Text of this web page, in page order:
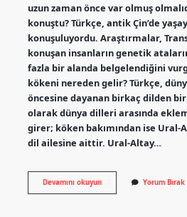
uzun zaman önce var olmuş
konuştu? Türkçe, antik Çin’de
konuşuluyordu. Araştırmalar,
konuşan insanların genetik
fazla bir alanda belgelendiğini
kökeni nereden gelir? Türkçe,
öncesine dayanan birkaç dilden
olarak dünya dilleri arasında
girer; köken bakımından ise
dil ailesine aittir. Ural-Altay…
Devamını okuyunTürkçe
Ne
Yorum Bırak